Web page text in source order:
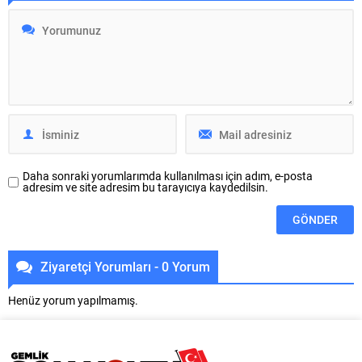
– 18:00 saatleri arasında su
Daha sonraki yorumlarımda kullanılması için adım, e-posta
adresim ve site adresim bu tarayıcıya kaydedilsin.
Ziyaretçi Yorumları - 0 Yorum
Henüz yorum yapılmamış.